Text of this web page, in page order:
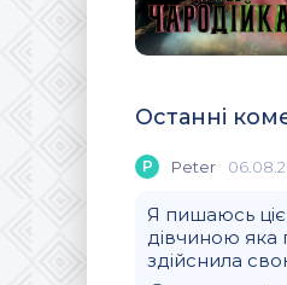
Останні
P Peter
Я пишаюсь
дівчиною яка
здійснила